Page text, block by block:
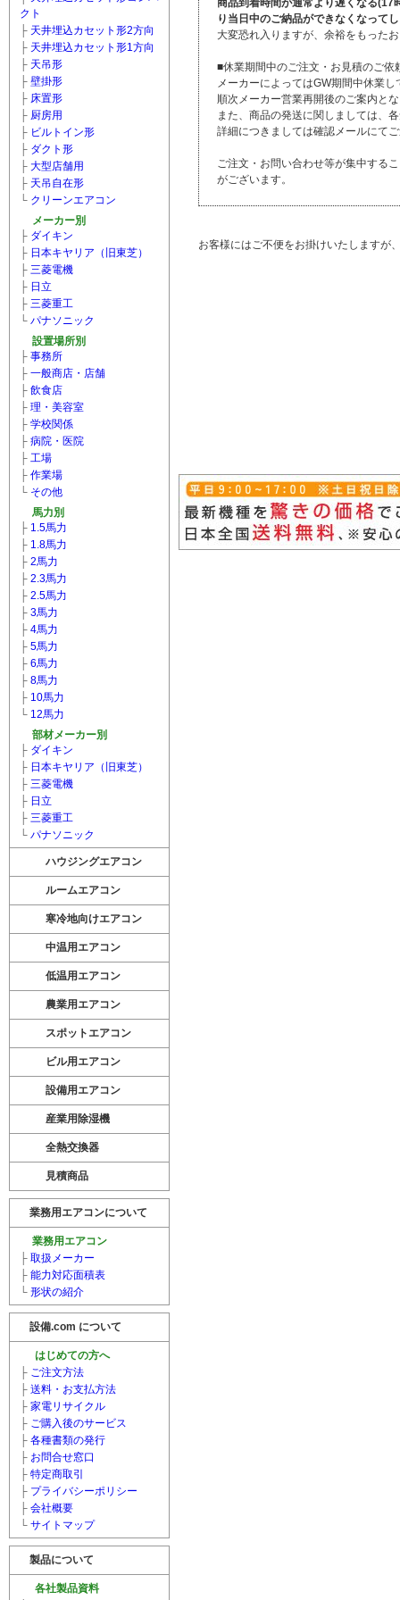
クト
├ 天井埋込カセット形2方向
├ 天井埋込カセット形1方向
├ 天吊形
├ 壁掛形
├ 床置形
├ 厨房用
├ ビルトイン形
├ ダクト形
├ 大型店舗用
├ 天吊自在形
└ クリーンエアコン
メーカー別
├ ダイキン
├ 日本キヤリア（旧東芝）
├ 三菱電機
├ 日立
├ 三菱重工
└ パナソニック
設置場所別
├ 事務所
├ 一般商店・店舗
├ 飲食店
├ 理・美容室
├ 学校関係
├ 病院・医院
├ 工場
├ 作業場
└ その他
馬力別
├ 1.5馬力
├ 1.8馬力
├ 2馬力
├ 2.3馬力
├ 2.5馬力
├ 3馬力
├ 4馬力
├ 5馬力
├ 6馬力
├ 8馬力
├ 10馬力
└ 12馬力
部材メーカー別
├ ダイキン
├ 日本キヤリア（旧東芝）
├ 三菱電機
├ 日立
├ 三菱重工
└ パナソニック
ハウジングエアコン
ルームエアコン
寒冷地向けエアコン
中温用エアコン
低温用エアコン
農業用エアコン
スポットエアコン
ビル用エアコン
設備用エアコン
産業用除湿機
全熱交換器
見積商品
業務用エアコンについて
業務用エアコン
├ 取扱メーカー
├ 能力対応面積表
└ 形状の紹介
設備.com について
はじめての方へ
├ ご注文方法
├ 送料・お支払方法
├ 家電リサイクル
├ ご購入後のサービス
├ 各種書類の発行
├ お問合せ窓口
├ 特定商取引
├ プライバシーポリシー
├ 会社概要
└ サイトマップ
製品について
各社製品資料
商品到着時間が通常より遅くなる
り当日中のご納品ができなくなって
大変恐れ入りますが、余裕をもった
■休業期間中のご注文・お見積のご依
メーカーによってはGW期間中休業
順次メーカー営業再開後のご案内と
また、商品の発送に関しましては、
詳細につきましては確認メールにて
ご注文・お問い合わせ等が集中する
がございます。
お客様にはご不便をお掛けいたしますが